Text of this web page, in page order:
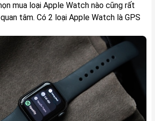
mua loại Apple Watch nào cũng rất
tâm. Có 2 loại Apple Watch là GPS